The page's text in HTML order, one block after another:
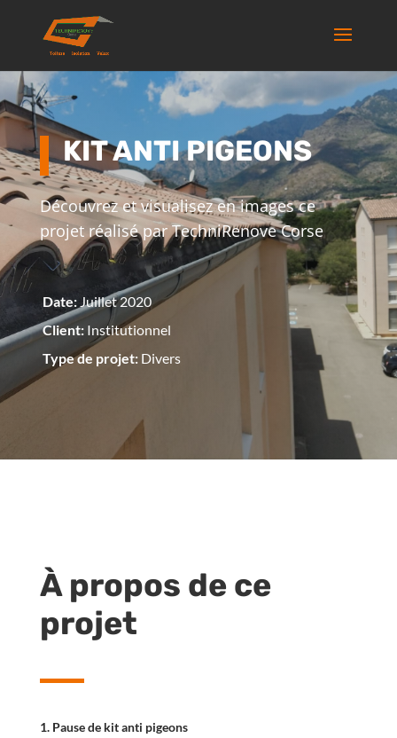
KIT ANTI PIGEONS
Découvrez et visualisez en images ce
projet réalisé par TechniRenove Corse
Date:Juillet 2020
Client:Institutionnel
Type de projet: Divers
À propos de ce
projet
Pause de kit anti pigeons